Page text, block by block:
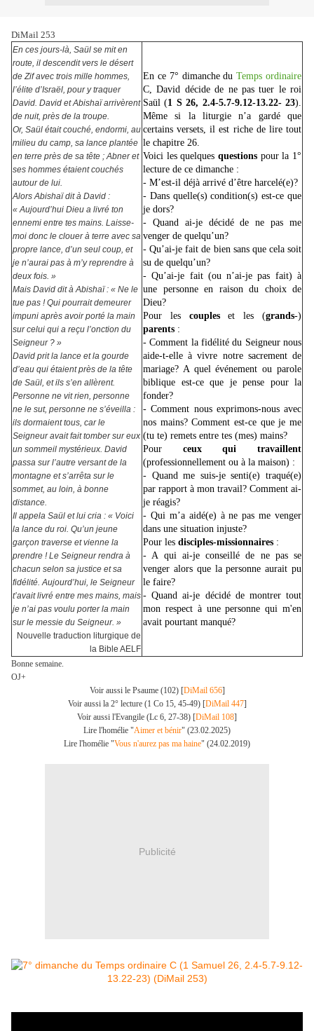
DiMail 253
En ces jours-là, Saül se mit en
route, il descendit vers le désert
de Zif avec trois mille hommes,
l’élite d’Israël, pour y traquer
David. David et Abishaï arrivèrent
de nuit, près de la troupe.
Or, Saül était couché, endormi, au
milieu du camp, sa lance plantée
en terre près de sa tête ; Abner et
ses hommes étaient couchés
autour de lui.
Alors Abishaï dit à David :
« Aujourd’hui Dieu a livré ton
ennemi entre tes mains. Laisse-
moi donc le clouer à terre avec sa
propre lance, d’un seul coup, et
je n’aurai pas à m’y reprendre à
deux fois. »
Mais David dit à Abishaï : « Ne le
tue pas ! Qui pourrait demeurer
impuni après avoir porté la main
sur celui qui a reçu l’onction du
Seigneur ? »
David prit la lance et la gourde
d’eau qui étaient près de la tête
de Saül, et ils s’en allèrent.
Personne ne vit rien, personne
ne le sut, personne ne s’éveilla :
ils dormaient tous, car le
Seigneur avait fait tomber sur eux
un sommeil mystérieux. David
passa sur l’autre versant de la
montagne et s’arrêta sur le
sommet, au loin, à bonne
distance.
Il appela Saül et lui cria : « Voici
la lance du roi. Qu’un jeune
garçon traverse et vienne la
prendre ! Le Seigneur rendra à
chacun selon sa justice et sa
fidélité. Aujourd’hui, le Seigneur
t’avait livré entre mes mains, mais
je n’ai pas voulu porter la main
sur le messie du Seigneur. »
Nouvelle traduction liturgique de
la Bible AELF
En ce 7° dimanche du Temps ordinaire
C, David décide de ne pas tuer le roi
Saül (1 S 26, 2.4-5.7-9.12-13.22- 23).
Même si la liturgie n’a gardé que
certains versets, il est riche de lire tout
le chapitre 26.
Voici les quelques questions pour la 1°
lecture de ce dimanche :
- M’est-il déjà arrivé d’être harcelé(e)?
- Dans quelle(s) condition(s) est-ce que
je dors?
- Quand ai-je décidé de ne pas me
venger de quelqu’un?
- Qu’ai-je fait de bien sans que cela soit
su de quelqu’un?
- Qu’ai-je fait (ou n’ai-je pas fait) à
une personne en raison du choix de
Dieu?
Pour les coupleset les (grands-)
parents :
- Comment la fidélité du Seigneur nous
aide-t-elle à vivre notre sacrement de
mariage? A quel événement ou parole
biblique est-ce que je pense pour la
fonder?
- Comment nous exprimons-nous avec
nos mains? Comment est-ce que je me
(tu te) remets entre tes (mes) mains?
Pour ceux qui travaillent
(professionnellement ou à la maison) :
- Quand me suis-je senti(e) traqué(e)
par rapport à mon travail? Comment ai-
je réagis?
- Qui m’a aidé(e) à ne pas me venger
dans une situation injuste?
Pour les disciples-missionnaires :
- A qui ai-je conseillé de ne pas se
venger alors que la personne aurait pu
le faire?
- Quand ai-je décidé de montrer tout
mon respect à une personne qui m'en
avait pourtant manqué?
Bonne semaine.
OJ+
Voir aussi le Psaume (102) [DiMail 656]
Voir aussi la 2° lecture (1 Co 15, 45-49) [DiMail 447]
Voir aussi l'Evangile (Lc 6, 27-38) [DiMail 108]
Lire l'homélie "Aimer et bénir" (23.02.2025)
Lire l'homélie "Vous n'aurez pas ma haine" (24.02.2019)
Publicité